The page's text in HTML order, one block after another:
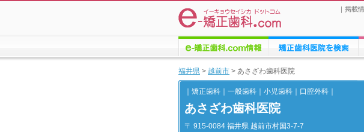
｜ 掲載
情報
福井県 > 越前市 > あさざわ歯科医院
｜矯正歯科｜一般歯科｜小児歯科｜口腔外科｜
あさざわ歯科医院
〒 915-0084 福井県 越前市村国3-7-7